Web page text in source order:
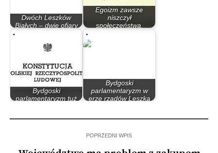
Dwóch Leszków
Białych – dwie ofiary
Egoizm zawsze
niszczył
społeczeństwa,
Bydgoski
parlamentaryzm tuż
Bydgoski
parlamentaryzm w
erze rządów Leszka
POPRZEDNI WPIS